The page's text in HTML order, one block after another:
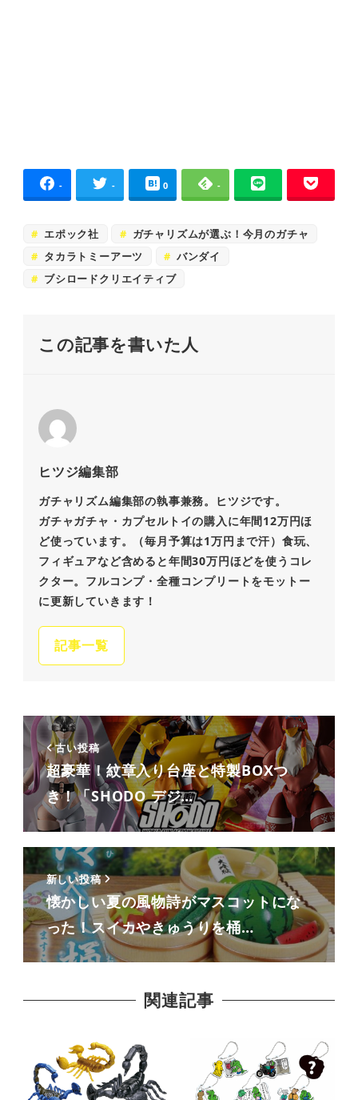
- - 0 -
エポック社
ガチャリズムが選ぶ！今月のガチャ
タカラトミーアーツ
バンダイ
ブシロードクリエイティブ
この記事を書いた人
ヒツジ編集部
ガチャリズム編集部の執事兼務。ヒツジです。
ガチャガチャ・カプセルトイの購入に年間12万円ほ
ど使っています。（毎月予算は1万円まで汗）食玩、
フィギュアなど含めると年間30万円ほどを使うコレ
クター。フルコンプ・全種コンプリートをモットー
に更新していきます！
記事一覧
古い投稿
超豪華！紋章入り台座と特製BOXつ
き！「SHODO デジ…
新しい投稿
懐かしい夏の風物詩がマスコットにな
った！スイカやきゅうりを桶…
関連記事